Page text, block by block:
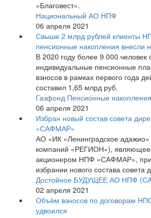
«Благовест».
Национальный АО НПФ
06 апреля 2021
Свыше 2 млрд рублей клиенты
пенсионные накопления внесли
В 2020 году более 9 000
индивидуальные пенсионные
взносов в рамках первого года
составил 1,65 млрд руб.
Газфонд Пенсионные
06 апреля 2021
Избран новый состав совета
«САФМАР»
АО «ИК «Ленинградское адажио»
компаний «РЕГИОН»),
акционером НПФ «САФМАР»,
избрании нового состава совета
Достойное БУДУЩЕЕ АО НПФ
02 апреля 2021
Объём взносов по договорам
удвоился